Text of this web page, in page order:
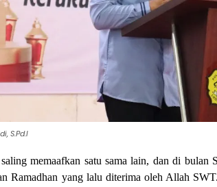
S.Pd.I
memaafkan satu sama lain, dan di bulan
Ramadhan yang lalu diterima oleh Allah